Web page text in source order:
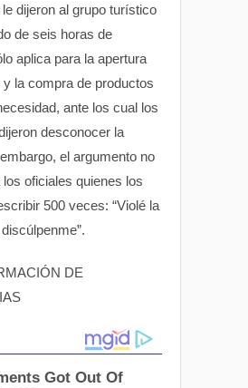
dijeron al grupo turístico
de seis horas de
aplica para la apertura
la compra de productos
ante los cual los
desconocer la
el argumento no
oficiales quienes los
500 veces: “Violé la
DE